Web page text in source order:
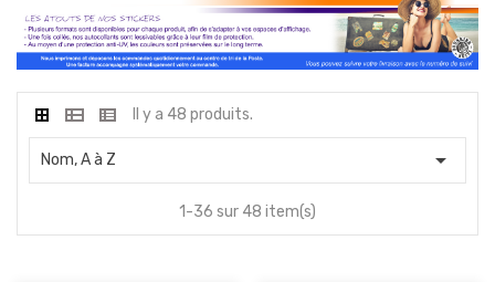
Il y a 48 produits.
Nom, A à Z 
1-36 sur 48 item(s)